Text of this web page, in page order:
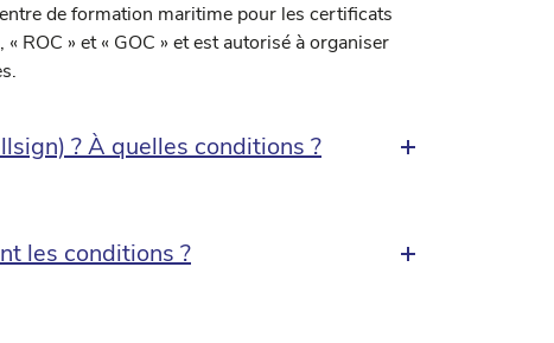
de formation maritime pour les certificats
ROC » et « GOC » et est autorisé à organiser
? À quelles conditions ?
les conditions ?